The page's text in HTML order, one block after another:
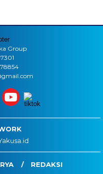
Group
REDAKSI